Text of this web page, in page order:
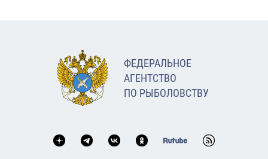
ФЕДЕРАЛЬНОЕ
АГЕНТСТВО
ПО РЫБОЛОВСТВУ